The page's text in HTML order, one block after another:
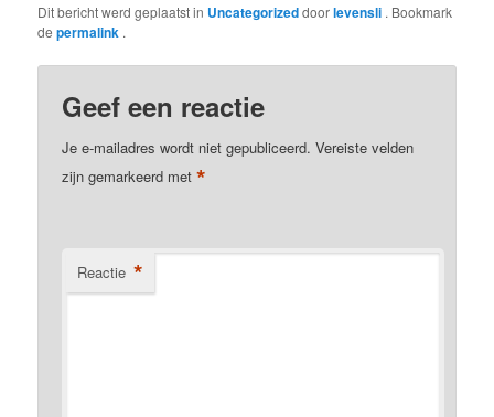
Dit bericht werd geplaatst in Uncategorizeddoorlevensli . Bookmark
depermalink .
Geef een reactie
Je e-mailadres wordt niet gepubliceerd. Vereiste velden
zijn gemarkeerd met*
Reactie *